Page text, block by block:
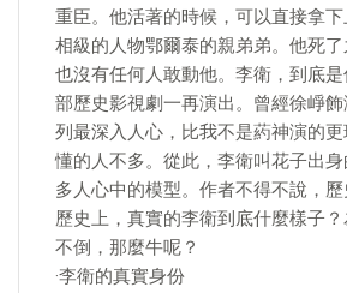
重臣。他活著的時候，可以直接拿
相級的人物鄂爾泰的親弟弟。他死
也沒有任何人敢動他。李衛，到底
部歷史影視劇一再演出。曾經徐崢
列最深入人心，比我不是葯神演的
懂的人不多。從此，李衛叫花子出
多人心中的模型。作者不得不說，歷
歷史上，真實的李衛到底什麼樣子
不倒，那麼牛呢？
·李衛的真實身份